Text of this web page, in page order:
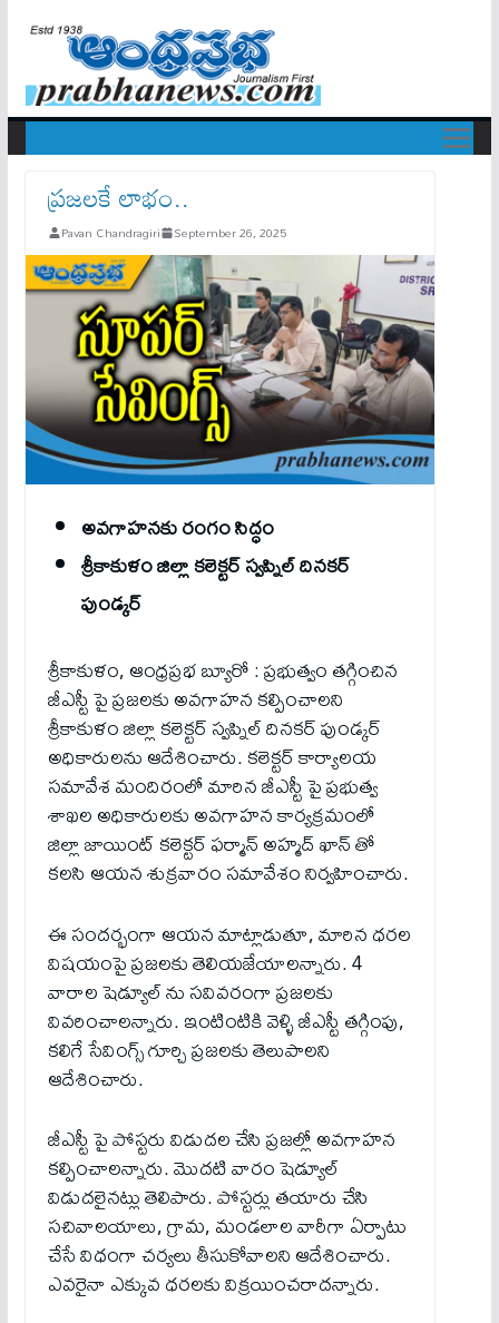
ప్రజలకే లాభం..
Pavan Chandragiri September 26, 2025
అవగాహనకు రంగం సిద్ధం
శ్రీకాకుళం జిల్లా కలెక్టర్ స్వప్నిల్ దినకర్
పుండ్కర్
శ్రీకాకుళం, ఆంధ్రప్రభ బ్యూరో : ప్రభుత్వం తగ్గించిన
జీఎస్టీ పై ప్రజలకు అవగాహన కల్పించాలని
శ్రీకాకుళం జిల్లా కలెక్టర్ స్వప్నిల్ దినకర్ పుండ్కర్
అధికారులను ఆదేశించారు. కలెక్టర్ కార్యాలయ
సమావేశ మందిరంలో మారిన జీఎస్టీ పై ప్రభుత్వ
శాఖల అధికారులకు అవగాహన కార్యక్రమంలో
జిల్లా జాయింట్ కలెక్టర్ ఫర్మాన్ అహ్మద్ ఖాన్ తో
కలసి ఆయన శుక్రవారం సమావేశం నిర్వహించారు.
ఈ సందర్భంగా ఆయన మాట్లాడుతూ, మారిన ధరల
విషయంపై ప్రజలకు తెలియజేయాలన్నారు. 4
వారాల షెడ్యూల్ ను సవివరంగా ప్రజలకు
వివరించాలన్నారు. ఇంటింటికి వెళ్ళి జీఎస్టీ తగ్గింపు,
కలిగే సేవింగ్స్ గూర్చి ప్రజలకు తెలుపాలని
ఆదేశించారు.
జీఎస్టీ పై పోస్టరు విడుదల చేసి ప్రజల్లో అవగాహన
కల్పించాలన్నారు. మొదటి వారం షెడ్యూల్
విడుదలైనట్లు తెలిపారు. పోస్టర్లు తయారు చేసి
సచివాలయాలు, గ్రామ, మండలాల వారీగా ఏర్పాటు
చేసే విధంగా చర్యలు తీసుకోవాలని ఆదేశించారు.
ఎవరైనా ఎక్కువ ధరలకు విక్రయించరాదన్నారు.